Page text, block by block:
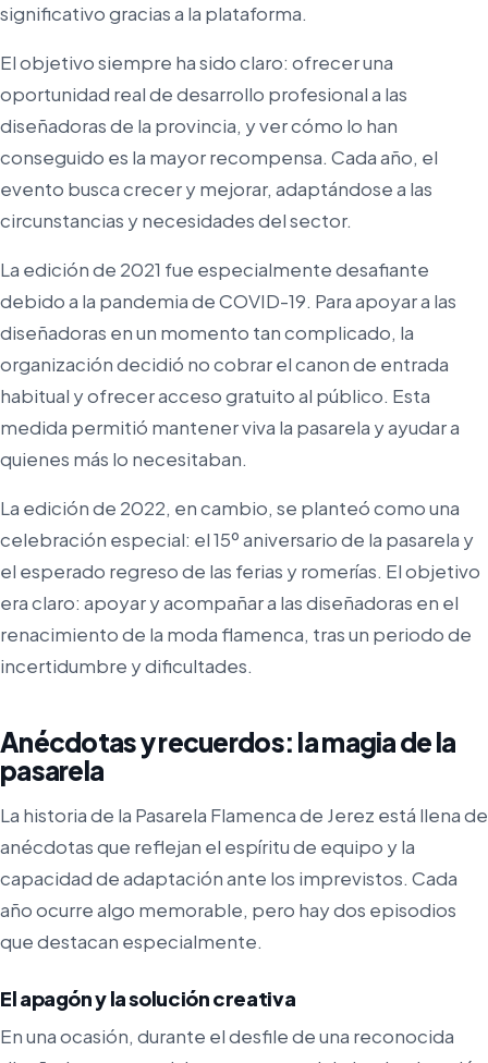
significativo gracias a la plataforma.
El objetivo siempre ha sido claro: ofrecer una
oportunidad real de desarrollo profesional a las
diseñadoras de la provincia, y ver cómo lo han
conseguido es la mayor recompensa. Cada año, el
evento busca crecer y mejorar, adaptándose a las
circunstancias y necesidades del sector.
La edición de 2021 fue especialmente desafiante
debido a la pandemia de COVID-19. Para apoyar a las
diseñadoras en un momento tan complicado, la
organización decidió no cobrar el canon de entrada
habitual y ofrecer acceso gratuito al público. Esta
medida permitió mantener viva la pasarela y ayudar a
quienes más lo necesitaban.
La edición de 2022, en cambio, se planteó como una
celebración especial: el 15º aniversario de la pasarela y
el esperado regreso de las ferias y romerías. El objetivo
era claro: apoyar y acompañar a las diseñadoras en el
renacimiento de la moda flamenca, tras un periodo de
incertidumbre y dificultades.
Anécdotas y recuerdos: la magia de la
pasarela
La historia de la Pasarela Flamenca de Jerez está llena de
anécdotas que reflejan el espíritu de equipo y la
capacidad de adaptación ante los imprevistos. Cada
año ocurre algo memorable, pero hay dos episodios
que destacan especialmente.
El apagón y la solución creativa
En una ocasión, durante el desfile de una reconocida